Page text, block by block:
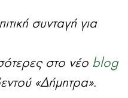
συνταγή για
στο νέο blog
«Δήμητρα».